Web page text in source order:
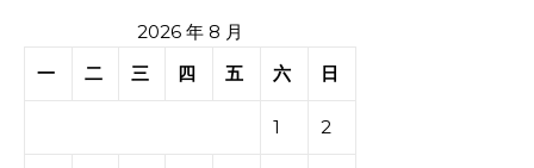
2026 年 8 月
一
二 三 四 五 六 日
1 2